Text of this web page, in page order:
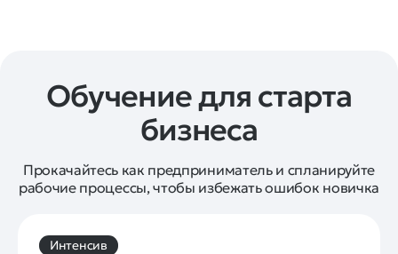
Обучение для старта
бизнеса
Прокачайтесь как предприниматель и спланируйте
рабочие процессы, чтобы избежать ошибок новичка
Интенсив